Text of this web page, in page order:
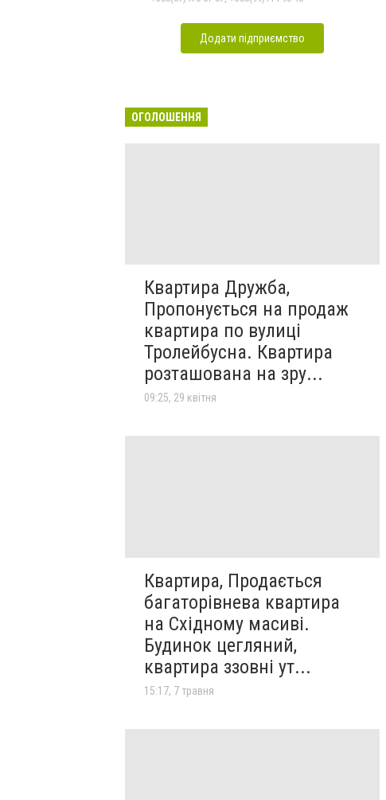
Додати підприємство
ОГОЛОШЕННЯ
Квартира Дружба,
Пропонується на продаж
квартира по вулиці
Тролейбусна. Квартира
розташована на зру...
09:25, 29 квітня
Квартира, Продається
багаторівнева квартира
на Східному масиві.
Будинок цегляний,
квартира ззовні ут...
15:17, 7 травня